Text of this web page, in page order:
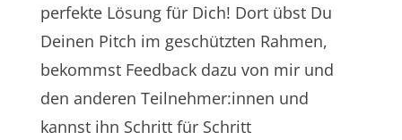
perfekte Lösung für Dich! Dort übst Du
Deinen Pitch im geschützten Rahmen,
bekommst Feedback dazu von mir und
den anderen Teilnehmer:innen und
kannst ihn Schritt für Schritt